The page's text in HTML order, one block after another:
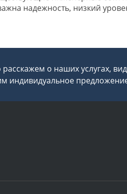
надежность, низкий
о наших услугах,
индивидуальное